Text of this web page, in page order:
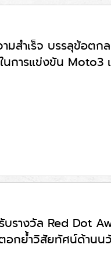
ามสำเร็จ บรรลุข้อต
นการแข่งขัน Moto3
างวัล Red Dot
อกย้ำวิสัยทัศน์ด้านน